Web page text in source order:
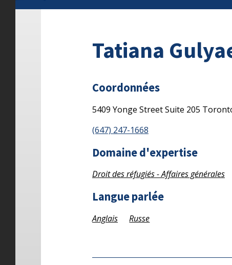
Tatiana
Coordonnées
5409 Yonge StreetSuite 205
(647) 247-1668
Domaine d'expertise
Droit des réfugiés - Affaires générales
Langue parlée
Anglais Russe